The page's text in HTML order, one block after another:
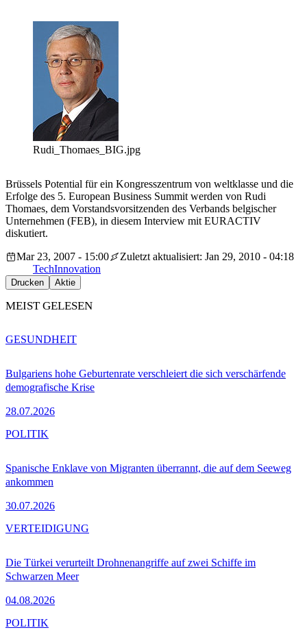
Rudi_Thomaes_BIG.jpg
Brüssels Potential für ein Kongresszentrum von weltklasse und die
Erfolge des 5. European Business Summit werden von Rudi
Thomaes, dem Vorstandsvorsitzenden des Verbands belgischer
Unternehmen (FEB), in diesem Interview mit EURACTIV
diskutiert.
Mar 23, 2007 - 15:00
Zuletzt aktualisiert: Jan 29, 2010 - 04:18
TechInnovation
Drucken Aktie
MEIST GELESEN
Bulgariens hohe Geburtenrate verschleiert die sich verschärfende
demografische Krise
28.07.2026
GESUNDHEIT
Spanische Enklave von Migranten überrannt, die auf dem Seeweg
ankommen
30.07.2026
POLITIK
Die Türkei verurteilt Drohnenangriffe auf zwei Schiffe im
Schwarzen Meer
04.08.2026
VERTEIDIGUNG
POLITIK